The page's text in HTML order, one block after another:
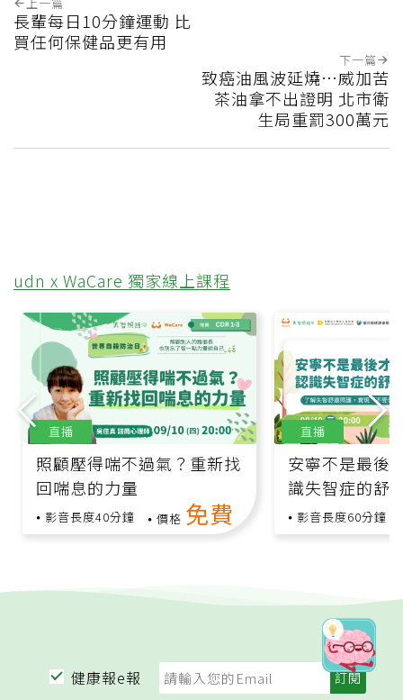
長輩每日10分鐘運動 比
買任何保健品更有用
下一篇
致癌油風波延燒…威加苦
茶油拿不出證明 北市衛
生局重罰300萬元
udn x WaCare 獨家線上課程
照顧壓得喘不過氣？重新找
回喘息的力量
影音長度40分鐘 價格 免費
直播
安寧不是最後
識失智症的舒
影音長度60分鐘
直播
健康報e報